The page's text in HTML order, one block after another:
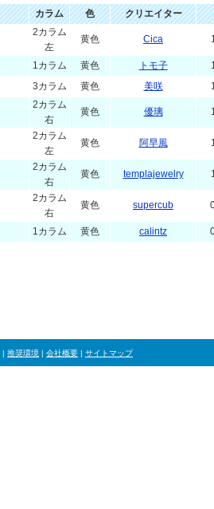
カラム 色 クリエイター
2カラム
左
黄色 Cica
1カラム 黄色 トモ子
3カラム 黄色 美咲
2カラム
右
黄色 優璃
2カラム
左
黄色 阿早風
2カラム
右
黄色 templajewelry
2カラム
右
黄色 supercub
1カラム 黄色 calintz
| 推奨環境 | 会社概要 | サイトマップ